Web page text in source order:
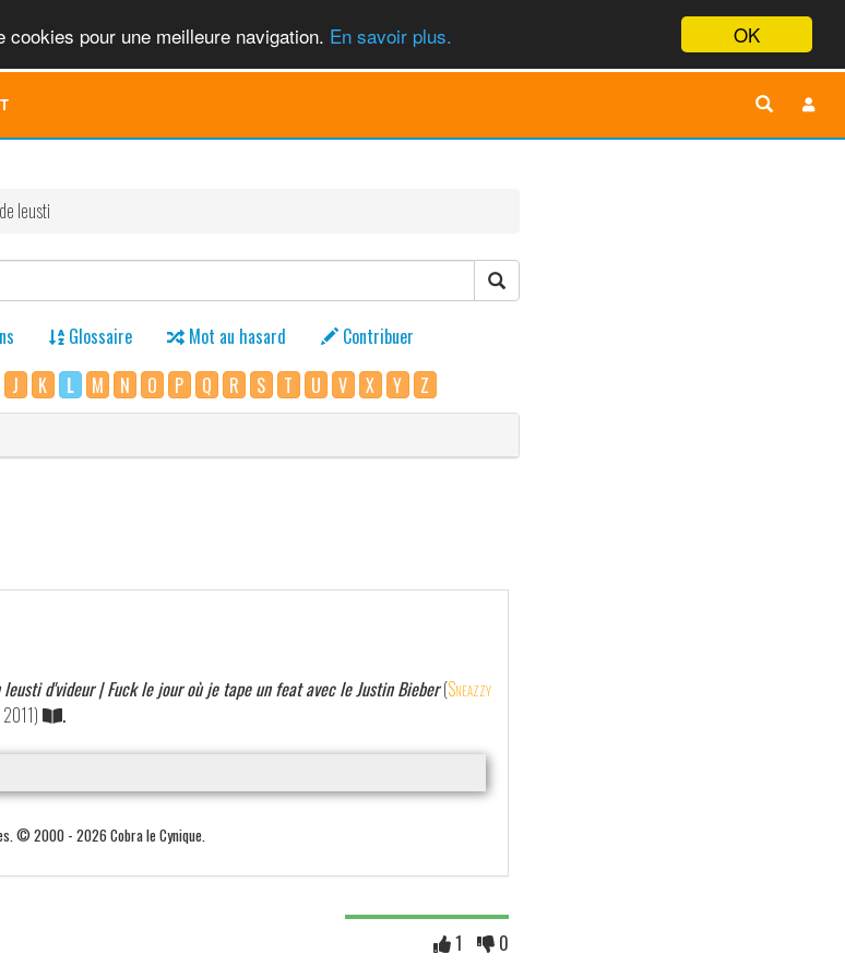
OK
pour une meilleure navigation. En savoir plus.
leusti
Glossaire Mot au hasard
Contribuer
J K L M N O P Q R S T U V X Y Z
d'videur | Fuck le jour où je tape un feat avec le Justin Bieber(Sneazzy
.
© 2000 - 2026 Cobra le Cynique.
1 0